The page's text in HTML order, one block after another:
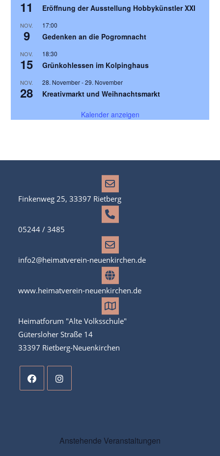
11 Eröffnung der Ausstellung Hobbykünstler XXI
NOV.
9
17:00
Gedenken an die Pogromnacht
NOV.
15
18:30
Grünkohlessen im Kolpinghaus
NOV.
28
28. November-29. November
Kreativmarkt und Weihnachtsmarkt
Kalender anzeigen
Finkenweg 25, 33397 Rietberg
05244 / 3485
info2@heimatverein-neuenkirchen.de
www.heimatverein-neuenkirchen.de
Heimatforum "Alte Volksschule"
Gütersloher Straße 14
33397 Rietberg-Neuenkirchen
Anstehende Veranstaltungen